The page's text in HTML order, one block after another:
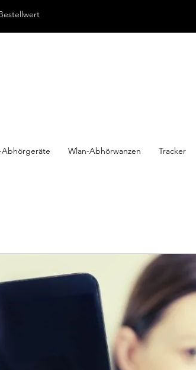
Abhörgeräte Wlan-Abhörwanzen Tracker